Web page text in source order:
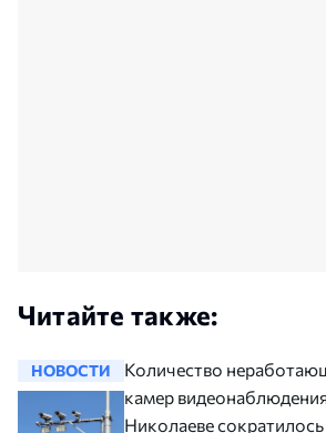
Читайте также:
НОВОСТИ
Количество
камер
Николаеве сократилось